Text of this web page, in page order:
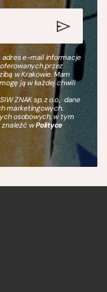
e-mail informacje
przez
w Krakowie. Mam
ją w każdej chwili
ZNAK sp. z o.o., dane
marketingowych.
osobowych, w tym
wPolityce